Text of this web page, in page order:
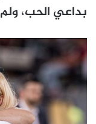
بداعي الحب،